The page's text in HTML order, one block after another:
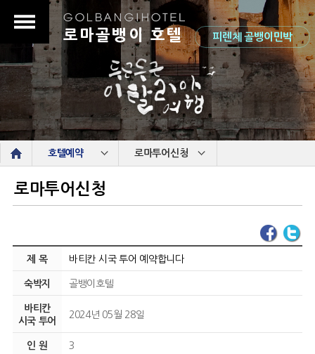
로마골뱅이 호텔 피렌체 골뱅이민박
호텔예약 로마투어신청
로마투어신청
제 목 바티칸 시국 투어 예약합니다
숙박지 골뱅이호텔
바티칸
시국 투어
2024년 05월 28일
인 원 3